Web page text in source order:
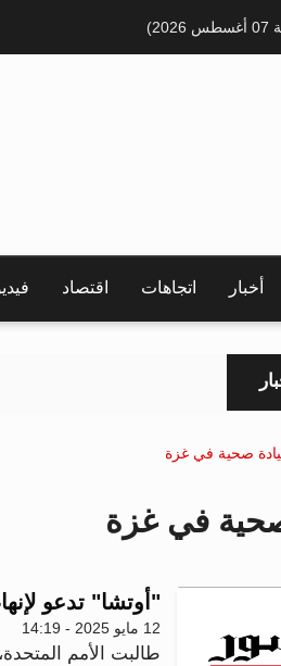
أخبار اتجاهات اقتصاد
صحية في غزة
في غزة
"أوتشا" تدعو
12 مايو 2025 - 14:19
طالبت الأمم